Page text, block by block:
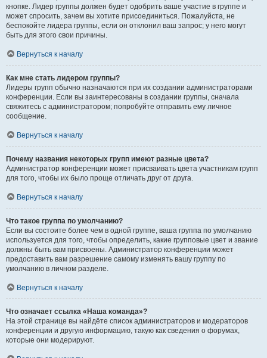
кнопке. Лидер группы должен будет одобрить ваше участие в группе и
может спросить, зачем вы хотите присоединиться. Пожалуйста, не
беспокойте лидера группы, если он отклонил ваш запрос; у него могут
быть для этого свои причины.
Вернуться к началу
Как мне стать лидером группы?
Лидеры групп обычно назначаются при их создании администраторами
конференции. Если вы заинтересованы в создании группы, сначала
свяжитесь с администратором; попробуйте отправить ему личное
сообщение.
Вернуться к началу
Почему названия некоторых групп имеют разные цвета?
Администратор конференции может присваивать цвета участникам групп
для того, чтобы их было проще отличать друг от друга.
Вернуться к началу
Что такое группа по умолчанию?
Если вы состоите более чем в одной группе, ваша группа по умолчанию
используется для того, чтобы определить, какие групповые цвет и звание
должны быть вам присвоены. Администратор конференции может
предоставить вам разрешение самому изменять вашу группу по
умолчанию в личном разделе.
Вернуться к началу
Что означает ссылка «Наша команда»?
На этой странице вы найдёте список администраторов и модераторов
конференции и другую информацию, такую как сведения о форумах,
которые они модерируют.